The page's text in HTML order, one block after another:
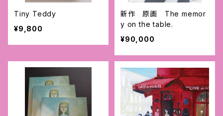
Tiny Teddy
¥9,800
新作 原画 The memor
y on the table.
¥90,000